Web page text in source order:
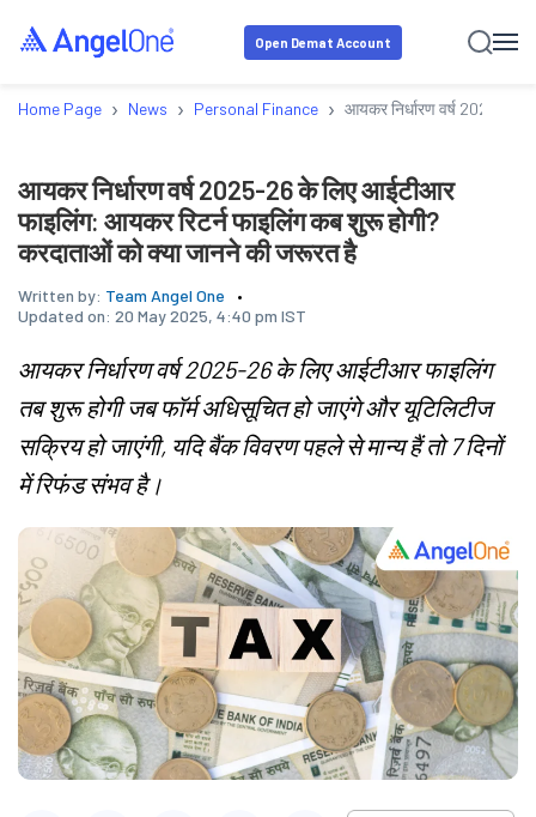
Open Demat Account
Home Page › News › Personal Finance › आयकर निर्धारण वर्ष 2025-26
आयकर निर्धारण वर्ष 2025-26 के लिए आईटीआर
फाइलिंग: आयकर रिटर्न फाइलिंग कब शुरू होगी?
करदाताओं को क्या जानने की जरूरत है
Written by: Team Angel One
Updated on: 20 May 2025, 4:40 pm IST
आयकर निर्धारण वर्ष 2025-26 के लिए आईटीआर फाइलिंग
तब शुरू होगी जब फॉर्म अधिसूचित हो जाएंगे और यूटिलिटीज
सक्रिय हो जाएंगी, यदि बैंक विवरण पहले से मान्य हैं तो 7 दिनों
में रिफंड संभव है।